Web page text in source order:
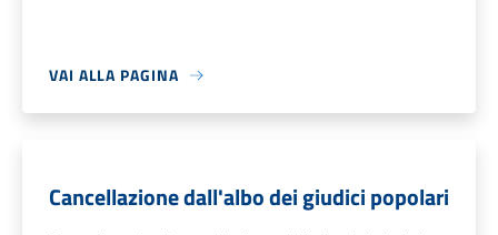
VAI ALLA PAGINA
Cancellazione dall'albo dei giudici popolari